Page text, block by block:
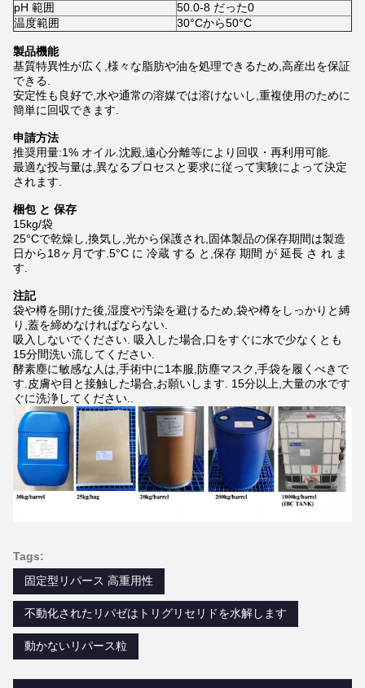
pH 範囲
50.0-8 だった0
温度範囲
30°Cから50°C
製品機能
基質特異性が広く,様々な脂肪や油を処理できるため,高産出を保証
できる.
安定性も良好で,水や通常の溶媒では溶けないし,重複使用のために
簡単に回収できます.
申請方法
推奨用量:1% オイル.沈殿,遠心分離等により回収・再利用可能.
最適な投与量は,異なるプロセスと要求に従って実験によって決定
されます.
梱包 と 保存
15kg/袋
25°Cで乾燥し,換気し,光から保護され,固体製品の保存期間は製造
日から18ヶ月です.5°C に 冷蔵 する と,保存 期間 が 延長 さ れ ま
す.
注記
袋や樽を開けた後,湿度や汚染を避けるため,袋や樽をしっかりと縛
り,蓋を締めなければならない.
吸入しないでください. 吸入した場合,口をすぐに水で少なくとも
15分間洗い流してください.
酵素塵に敏感な人は,手術中に1本服,防塵マスク,手袋を履くべきで
す.皮膚や目と接触した場合,お願いします. 15分以上,大量の水です
ぐに洗浄してください..
Tags:
固定型リパース 高重用性
不動化されたリパゼはトリグリセリドを水解します
動かないリパース粒